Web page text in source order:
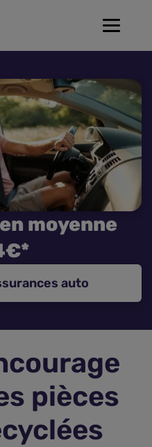
Toggle
moyenne
auto
pièces